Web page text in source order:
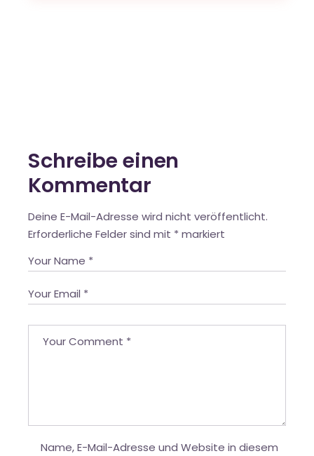
Schreibe einen
Kommentar
Deine E-Mail-Adresse wird nicht veröffentlicht.
Erforderliche Felder sind mit * markiert
Name, E-Mail-Adresse und Website in diesem